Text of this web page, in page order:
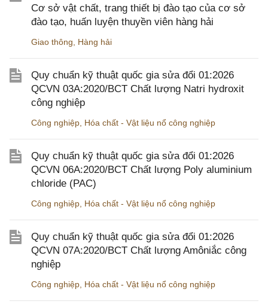
Cơ sở vật chất, trang thiết bị đào tạo của cơ sở
đào tạo, huấn luyện thuyền viên hàng hải
Giao thông Hàng hải
Quy chuẩn kỹ thuật quốc gia sửa đổi 01:2026
QCVN 03A:2020/BCT Chất lượng Natri hydroxit
công nghiệp
Công nghiệp Hóa chất - Vật liệu nổ công nghiệp
Quy chuẩn kỹ thuật quốc gia sửa đổi 01:2026
QCVN 06A:2020/BCT Chất lượng Poly aluminium
chloride (PAC)
Công nghiệp Hóa chất - Vật liệu nổ công nghiệp
Quy chuẩn kỹ thuật quốc gia sửa đổi 01:2026
QCVN 07A:2020/BCT Chất lượng Amôniắc công
nghiệp
Công nghiệp Hóa chất - Vật liệu nổ công nghiệp